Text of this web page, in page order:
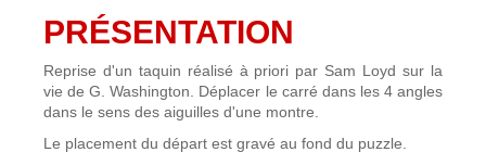
PRÉSENTATION
Reprise d'un taquin réalisé à priori par Sam Loyd sur la
vie de G. Washington. Déplacer le carré dans les 4 angles
dans le sens des aiguilles d'une montre.
Le placement du départ est gravé au fond du puzzle.